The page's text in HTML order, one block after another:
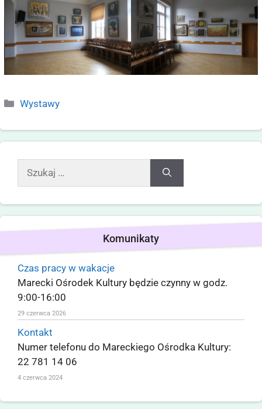
Wystawy
Komunikaty
Czas pracy w wakacje
Marecki Ośrodek Kultury będzie czynny w godz.
9:00-16:00
29 czerwca 2026
Kontakt
Numer telefonu do Mareckiego Ośrodka Kultury:
22 781 14 06
4 czerwca 2024